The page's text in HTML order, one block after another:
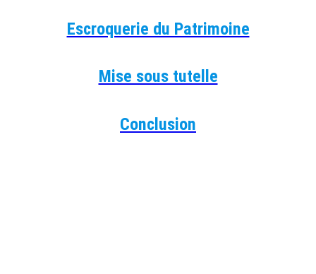
Escroquerie du Patrimoine
Mise sous tutelle
Conclusion